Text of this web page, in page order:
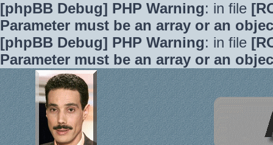
[phpBB Debug] PHP Warning: in file
Parameter must be an array or an
[phpBB Debug] PHP Warning: in file
Parameter must be an array or an